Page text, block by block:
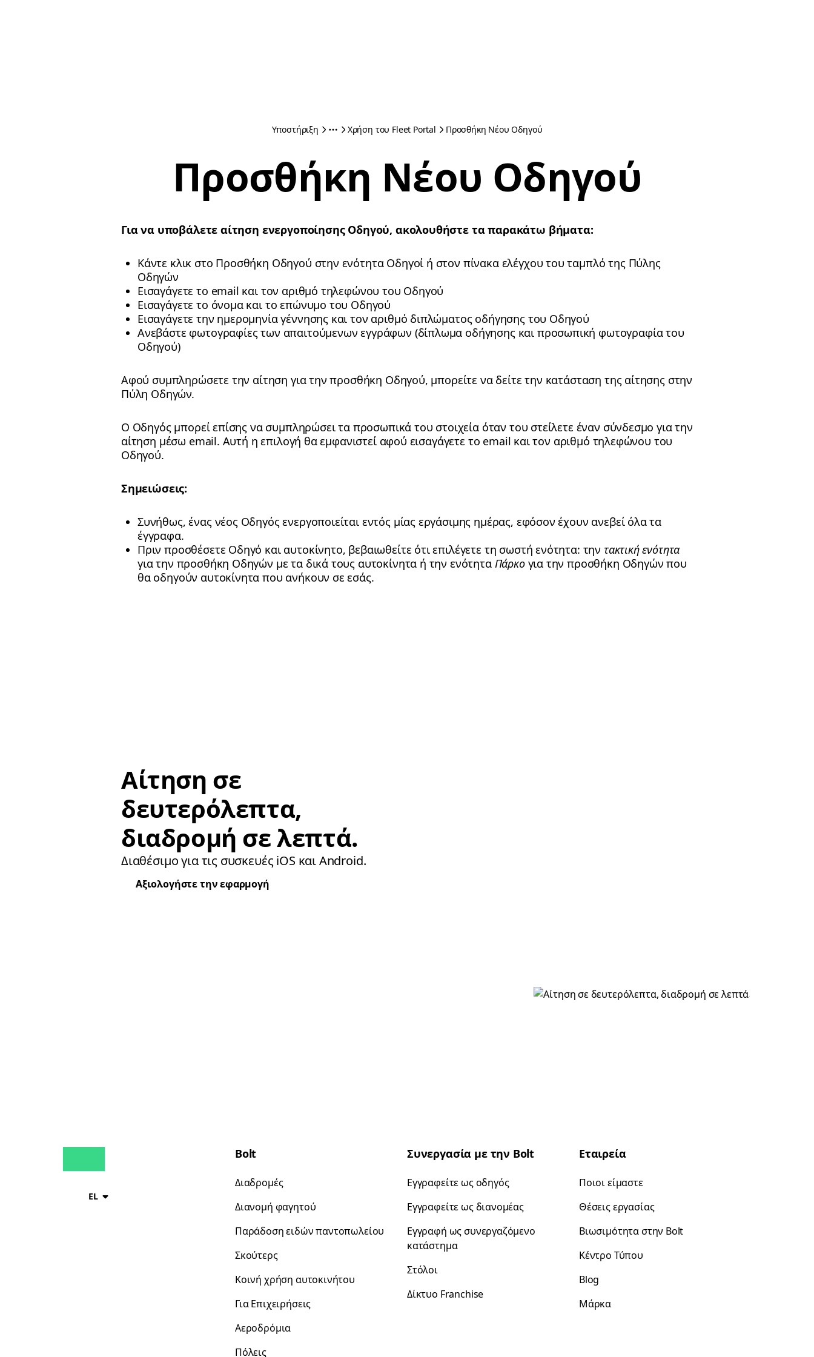
Υποστήριξη Χρήση του Fleet Portal Προσθήκη Νέου Οδηγού
Προσθήκη Νέου Οδηγού
Για να υποβάλετε αίτηση ενεργοποίησης Οδηγού, ακολουθήστε τα παρακάτω βήματα:
Κάντε κλικ στο Προσθήκη Οδηγού στην ενότητα Οδηγοί ή στον πίνακα ελέγχου του ταμπλό της Πύλης
Οδηγών
Εισαγάγετε το email και τον αριθμό τηλεφώνου του Οδηγού
Εισαγάγετε το όνομα και το επώνυμο του Οδηγού
Εισαγάγετε την ημερομηνία γέννησης και τον αριθμό διπλώματος οδήγησης του Οδηγού
Ανεβάστε φωτογραφίες των απαιτούμενων εγγράφων (δίπλωμα οδήγησης και προσωπική φωτογραφία του
Οδηγού)
Αφού συμπληρώσετε την αίτηση για την προσθήκη Οδηγού, μπορείτε να δείτε την κατάσταση της αίτησης στην
Πύλη Οδηγών.
Ο Οδηγός μπορεί επίσης να συμπληρώσει τα προσωπικά του στοιχεία όταν του στείλετε έναν σύνδεσμο για την
αίτηση μέσω email. Αυτή η επιλογή θα εμφανιστεί αφού εισαγάγετε το email και τον αριθμό τηλεφώνου του
Οδηγού.
Σημειώσεις:
Συνήθως, ένας νέος Οδηγός ενεργοποιείται εντός μίας εργάσιμης ημέρας, εφόσον έχουν ανεβεί όλα τα
έγγραφα.
Πριν προσθέσετε Οδηγό και αυτοκίνητο, βεβαιωθείτε ότι επιλέγετε τη σωστή ενότητα: την τακτική ενότητα
για την προσθήκη Οδηγών με τα δικά τους αυτοκίνητα ή την ενότητα Πάρκογια την προσθήκη Οδηγών που
θα οδηγούν αυτοκίνητα που ανήκουν σε εσάς.
Αίτηση σε
δευτερόλεπτα,
διαδρομή σε λεπτά.
Διαθέσιμο για τις συσκευές iOS και Android.
Αξιολογήστε την εφαρμογή
EL
Bolt
Διαδρομές
Διανομή φαγητού
Παράδοση ειδών παντοπωλείου
Σκούτερς
Κοινή χρήση αυτοκινήτου
Για Επιχειρήσεις
Αεροδρόμια
Πόλεις
Συνεργασία με την Bolt
Εγγραφείτε ως οδηγός
Εγγραφείτε ως διανομέας
Εγγραφή ως συνεργαζόμενο
κατάστημα
Στόλοι
Δίκτυο Franchise
Εταιρεία
Ποιοι είμαστε
Θέσεις εργασίας
Βιωσιμότητα στην Bolt
Κέντρο Τύπου
Blog
Μάρκα